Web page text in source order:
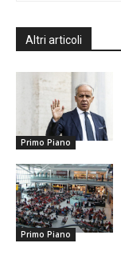
Altri articoli
Primo Piano
Primo Piano